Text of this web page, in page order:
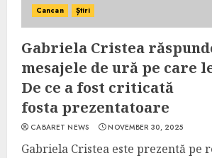
Cancan Știri
Gabriela Cristea
mesajele de ură pe care
De ce a fost criticată
fosta prezentatoare
CABARET NEWS NOVEMBER 30, 2025
Gabriela Cristea este prezentă pe